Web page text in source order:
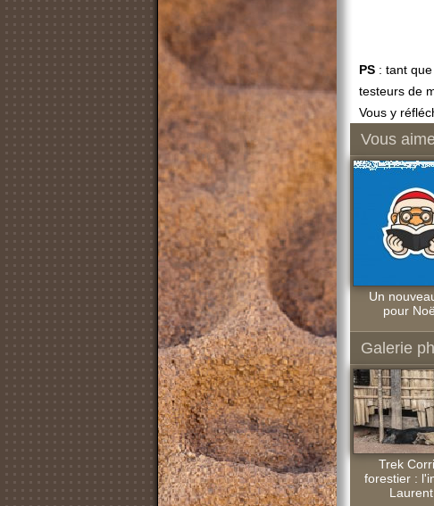
PS : tant
testeurs de
Vous y
Vous
Un
pour
Galerie
Trek
forestier :